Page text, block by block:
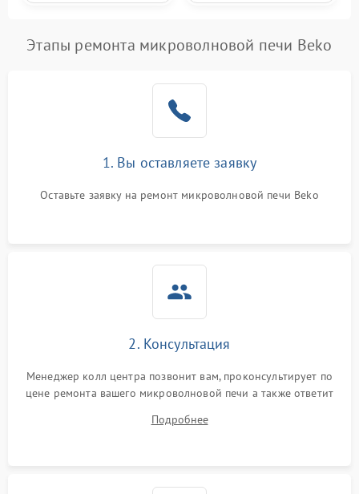
Этапы ремонта микроволновой печи Beko
1. Вы оставляете заявку
Оставьте заявку на ремонт микроволновой печи Beko
2. Консультация
Менеджер колл центра позвонит вам, проконсультирует по
цене ремонта вашего микроволновой печи а также ответит
Подробнее